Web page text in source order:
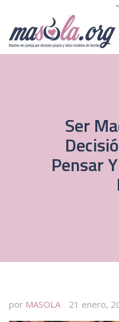
Ser
Pensar
por MASOLA 21 enero,